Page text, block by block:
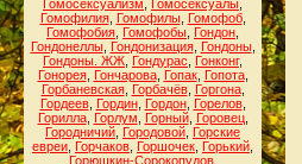
Гомосексуализм
Гомосексуалы
Гомофилия, Гомофилы, Гомофоб,
Гомофобия Гомофобы Гондон
Гондонеллы, Гондонизация, Гондоны,
Гондоны. ЖЖ Гондурас Гонконг,
Гонорея, Гончарова, Гопак, Гопота,
Горбаневская, Горбачёв, Горгона,
Гордеев, Гордин, Гордон, Горелов,
Горилла, Горлум Горный, Горовец,
Городничий Городовой Горские
евреи Горчаков Горшочек Горький
Горюшкин-Сорокопудов,